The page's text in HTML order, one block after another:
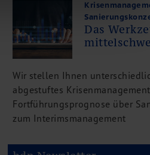
Das
Wir stellen Ihnen
abgestuftes
Fortführungsprognose über
zum Interimsmanagement